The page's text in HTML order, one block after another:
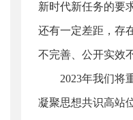
新时代新任务的要
还有一定差距，存
不完善、公开实效
2023年我们将重
凝聚思想共识高站